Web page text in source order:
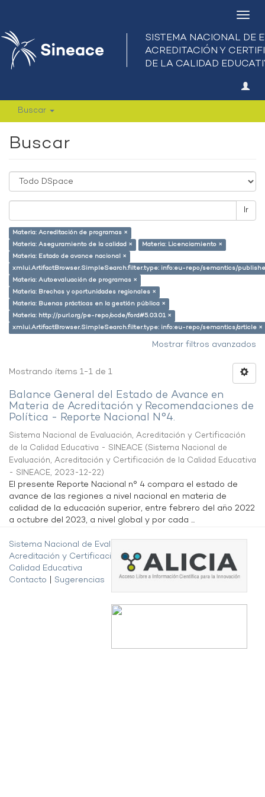
Buscar
Buscar
Ir
Materia: Acreditación de programas ×
Materia: Aseguramiento de la calidad ×
Materia: Licenciamiento ×
Materia: Estado de avance nacional ×
xmlui.ArtifactBrowser.SimpleSearch.filter.type: info:eu-repo/semantics/
Materia: Autoevaluación de programas ×
Materia: Brechas y oportunidades regionales ×
Materia: Buenas prácticas en la gestión pública ×
Materia: http://purl.org/pe-repo/ocde/ford#5.03.01 ×
xmlui.ArtifactBrowser.SimpleSearch.filter.type: info:eu-repo/semantics/article ×
Mostrar filtros avanzados
Mostrando ítems 1-1 de 1
Balance General del Estado de Avance en
Materia de Acreditación y Recomendaciones de
Política - Reporte Nacional N°4.
Sistema Nacional de Evaluación, Acreditación y Certificación
de la Calidad Educativa - SINEACE (Sistema Nacional de
Evaluación, Acreditación y Certificación de la Calidad Educativa
- SINEACE, 2023-12-22)
El presente Reporte Nacional n° 4 compara el estado de
avance de las regiones a nivel nacional en materia de
calidad de la educación superior, entre febrero del año 2022
a octubre del 2023, a nivel global y por cada ...
Sistema Nacional de Evaluación,
Acreditación y Certificación de la
Calidad Educativa
Contacto
Sugerencias